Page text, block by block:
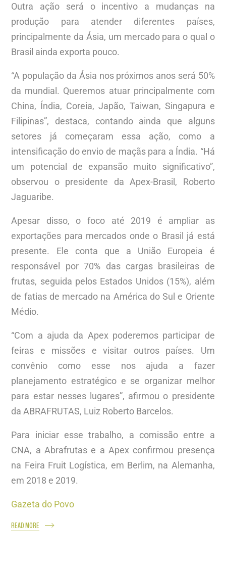
Outra ação será o incentivo a mudanças na
produção para atender diferentes países,
principalmente da Ásia, um mercado para o qual o
Brasil ainda exporta pouco.
“A população da Ásia nos próximos anos será 50%
da mundial. Queremos atuar principalmente com
China, Índia, Coreia, Japão, Taiwan, Singapura e
Filipinas”, destaca, contando ainda que alguns
setores já começaram essa ação, como a
intensificação do envio de maçãs para a Índia. “Há
um potencial de expansão muito significativo”,
observou o presidente da Apex-Brasil, Roberto
Jaguaribe.
Apesar disso, o foco até 2019 é ampliar as
exportações para mercados onde o Brasil já está
presente. Ele conta que a União Europeia é
responsável por 70% das cargas brasileiras de
frutas, seguida pelos Estados Unidos (15%), além
de fatias de mercado na América do Sul e Oriente
Médio.
“Com a ajuda da Apex poderemos participar de
feiras e missões e visitar outros países. Um
convênio como esse nos ajuda a fazer
planejamento estratégico e se organizar melhor
para estar nesses lugares”, afirmou o presidente
da ABRAFRUTAS, Luiz Roberto Barcelos.
Para iniciar esse trabalho, a comissão entre a
CNA, a Abrafrutas e a Apex confirmou presença
na Feira Fruit Logística, em Berlim, na Alemanha,
em 2018 e 2019.
Gazeta do Povo
READ MORE